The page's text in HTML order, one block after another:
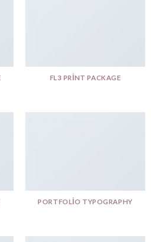
FL3 PRINT PACKAGE
PORTFOLIO TYPOGRAPHY